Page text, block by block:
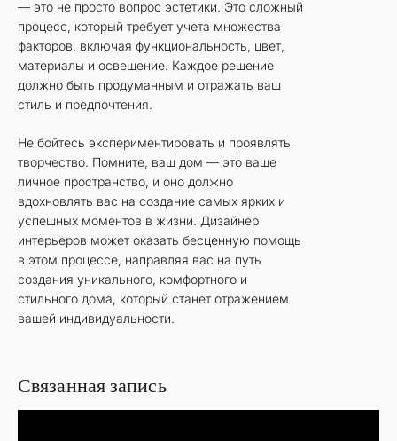
— это не просто вопрос эстетики. Это сложный
процесс, который требует учета множества
факторов, включая функциональность, цвет,
материалы и освещение. Каждое решение
должно быть продуманным и отражать ваш
стиль и предпочтения.
Не бойтесь экспериментировать и проявлять
творчество. Помните, ваш дом — это ваше
личное пространство, и оно должно
вдохновлять вас на создание самых ярких и
успешных моментов в жизни. Дизайнер
интерьеров может оказать бесценную помощь
в этом процессе, направляя вас на путь
создания уникального, комфортного и
стильного дома, который станет отражением
вашей индивидуальности.
Связанная запись